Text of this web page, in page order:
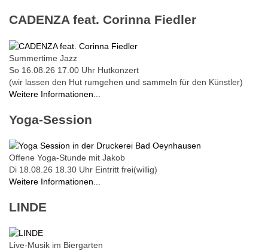
CADENZA feat. Corinna Fiedler
Summertime Jazz
So 16.08.26 17.00 Uhr Hutkonzert
(wir lassen den Hut rumgehen und sammeln für den Künstler)
Weitere Informationen...
Yoga-Session
Offene Yoga-Stunde mit Jakob
Di 18.08.26 18.30 Uhr Eintritt frei(willig)
Weitere Informationen...
LINDE
Live-Musik im Biergarten